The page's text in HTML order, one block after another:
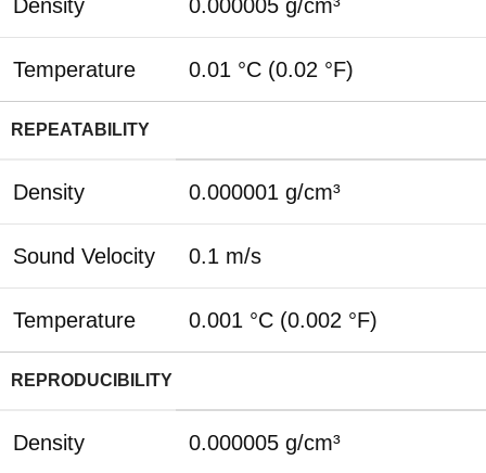
Density 0.000005 g/cm³
Temperature 0.01 °C (0.02 °F)
REPEATABILITY
Density 0.000001 g/cm³
Sound Velocity 0.1 m/s
Temperature 0.001 °C (0.002 °F)
REPRODUCIBILITY
Density 0.000005 g/cm³